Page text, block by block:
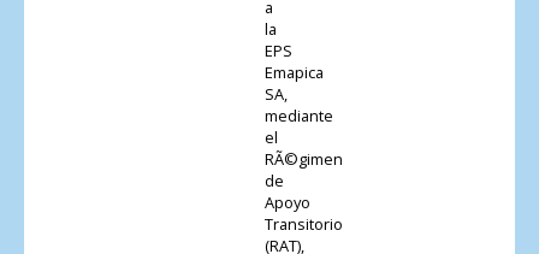
a
la
EPS
Emapica
SA,
mediante
el
RÃ©gimen
de
Apoyo
Transitorio
(RAT),